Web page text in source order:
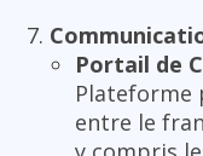
Portail de
Plateforme
entre le